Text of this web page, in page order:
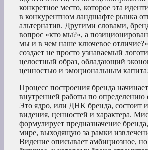
конкретное место, которое эта
в конкурентном ландшафте рынка
альтернатив. Другими словами,
вопрос «кто мы?», а
мы и в чем наше ключевое
создает не просто узнаваемый
целостный образ, обладающий
ценностью и эмоциональным
Процесс построения бренда
внутренней работы по определению
Это ядро, или ДНК бренда, состоит
видения, ценностей и характера.
формулирует предназначение
мире, выходящую за рамки
Видение описывает амбициозное,